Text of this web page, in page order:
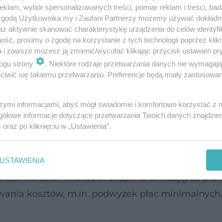
rozmowę na temat tego, z jakich
nie przez podwyższenie składki.
podczas sejmowej komisji zdrowia jego
budżetowa na sfinansowanie świadczeń
wiceminister zdrowia Tomasz Maciejewski
szpitali sięga 25,4 mld zł.
w 2025 r., czyli 18,3 mld zł, została
plan finansowy NFZ zwiększył się o 13 mld
minister finansów. Eksperci uważają, że
kosztów, m.in. podwyżek płac
wybór spersonalizowanych treści, pomiar reklam i treści,
Użytkownika my i Zaufani Partnerzy możemy używać
aktywnie skanować charakterystykę urządzenia do celów
prosimy o zgodę na korzystanie z tych technologii poprzez
i zawsze możesz ją zmienić/wycofać klikając przycisk ustawień
strony
. Niektóre rodzaje przetwarzania danych nie
się takiemu przetwarzaniu. Preferencje będą miały
informacjami, abyś mógł świadomie i komfortowo korzystać z
informacje dotyczące przetwarzania Twoich danych
oraz po kliknięciu w „Ustawienia”.
USTAWIENIA